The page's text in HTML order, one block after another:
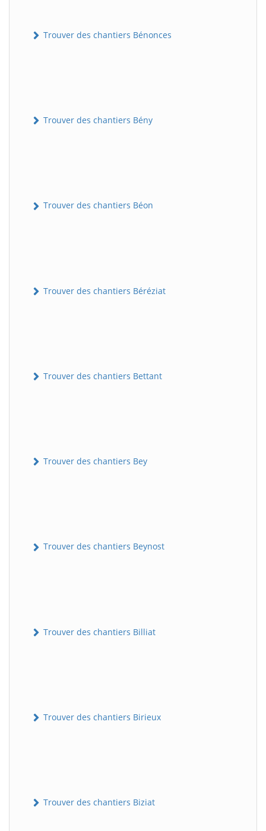
Trouver des chantiers Bénonces
Trouver des chantiers Bény
Trouver des chantiers Béon
Trouver des chantiers Béréziat
Trouver des chantiers Bettant
Trouver des chantiers Bey
Trouver des chantiers Beynost
Trouver des chantiers Billiat
Trouver des chantiers Birieux
Trouver des chantiers Biziat